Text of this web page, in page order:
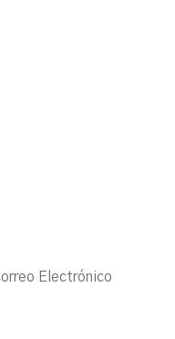
Electrónico